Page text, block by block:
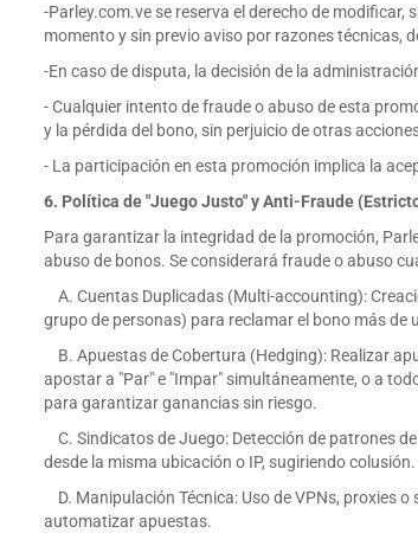
-Parley.com.ve se reserva el derecho de
momento y sin previo aviso por razones técnicas,
-En caso de disputa, la decisión de la
- Cualquier intento de fraude o abuso de esta
y la pérdida del bono, sin perjuicio de otras
- La participación en esta promoción implica la
6. Política de "Juego Justo" y Anti-Fraude
Para garantizar la integridad de la promoción,
abuso de bonos. Se considerará fraude o abuso
A. Cuentas Duplicadas (Multi-accounting):
grupo de personas) para reclamar el bono más de
B. Apuestas de Cobertura (Hedging): Realizar
apostar a "Par" e "Impar" simultáneamente, o a
para garantizar ganancias sin riesgo.
C. Sindicatos de Juego: Detección de patrones
desde la misma ubicación o IP, sugiriendo colusión.
D. Manipulación Técnica: Uso de VPNs, proxies
automatizar apuestas.